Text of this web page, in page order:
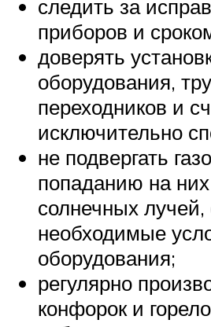
следить за
приборов и
доверять
оборудования,
переходников и
исключительно
не подвергать
попаданию на
солнечных
необходимые
оборудования;
регулярно
конфорок и